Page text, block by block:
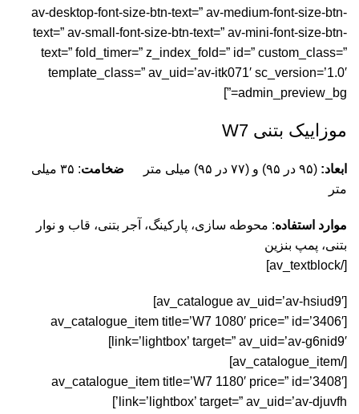
av-desktop-font-size-btn-text=” av-medium-font-size-btn-
text=” av-small-font-size-btn-text=” av-mini-font-size-btn-
text=” fold_timer=” z_index_fold=” id=” custom_class=”
template_class=” av_uid=’av-itk071′ sc_version=’1.0′
admin_preview_bg=”]
موزاییک بتنی W7
ابعاد: (۹۵ در ۹۵) و (۷۷ در ۹۵) میلی متر ضخامت
: ۳۵ میلی
متر
موارد استفاده: محوطه سازی، پارکینگ، آجر بتنی، قاب و نوار
بتنی، پمپ بنزین
[/av_textblock]
[av_catalogue av_uid=’av-hsiud9′]
[av_catalogue_item title=’W7 1080′ price=” id=’3406′
link=’lightbox’ target=” av_uid=’av-g6nid9′]
[/av_catalogue_item]
[av_catalogue_item title=’W7 1180′ price=” id=’3408′
link=’lightbox’ target=” av_uid=’av-djuvfh’]